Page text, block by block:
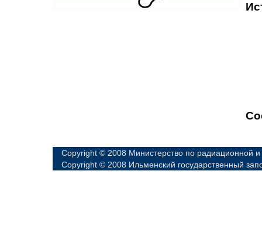
Copyright © 2008 Министерство по радиационной и
Copyright © 2008 Ильменский государственный